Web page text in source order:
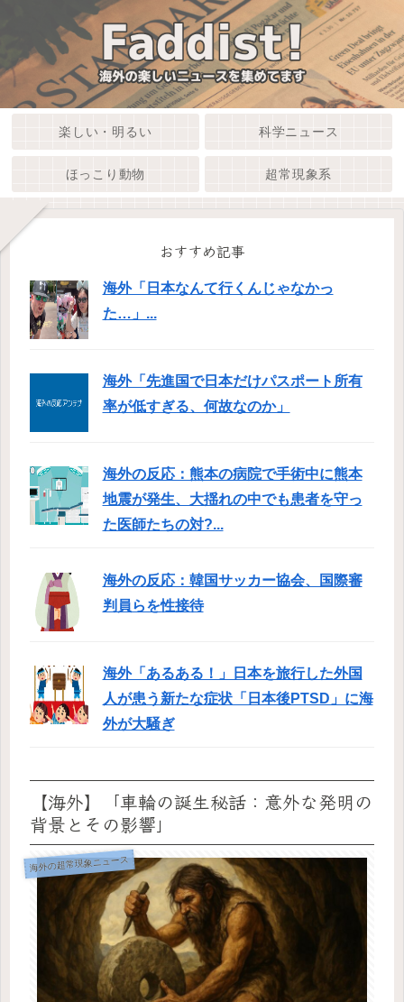
楽しい・明るい 科学ニュース
ほっこり動物 超常現象系
おすすめ記事
海外「日本なんて行くんじゃなかっ
た…」...
海外「先進国で日本だけパスポート所有
率が低すぎる、何故なのか」
海外の反応：熊本の病院で手術中に熊本
地震が発生、大揺れの中でも患者を守っ
た医師たちの対?...
海外の反応：韓国サッカー協会、国際審
判員らを性接待
海外「あるある！」日本を旅行した外国
人が患う新たな症状「日本後PTSD」に海
外が大騒ぎ
【海外】「車輪の誕生秘話：意外な発明の
背景とその影響」
海外の超常現象ニュース